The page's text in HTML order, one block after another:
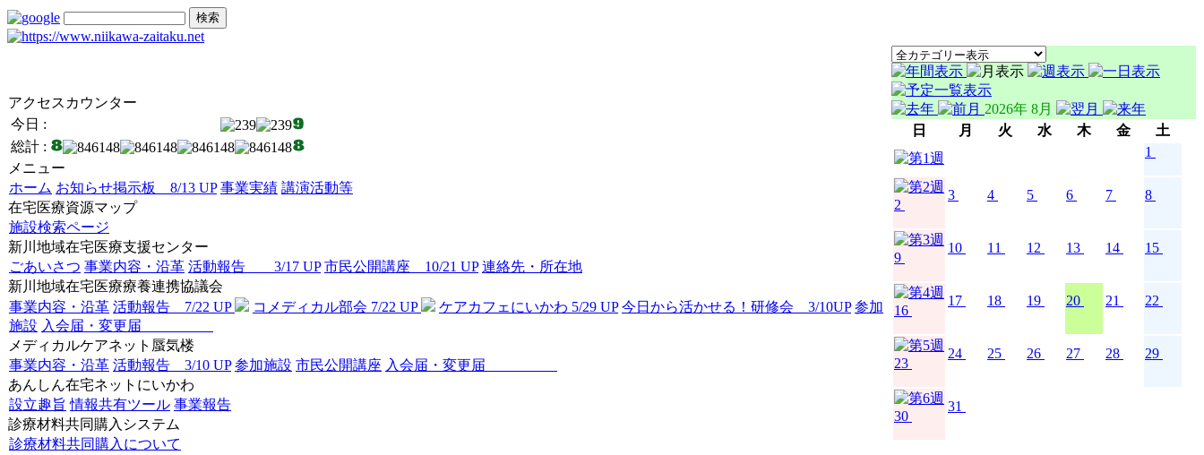
アクセスカウンター
今日 :
総計 :
メニュー
ホーム お知らせ掲示板 8/13 UP 事業実績 講演活動等
在宅医療資源マップ
施設検索ページ
新川地域在宅医療支援センター
ごあいさつ 事業内容・沿革 活動報告 3/17 UP 市民公開講座 10/21 UP 連絡先・所在地
新川地域在宅医療療養連携協議会
事業内容・沿革 活動報告 7/22 UP コメディカル部会 7/22 UP ケアカフェにいかわ 5/29 UP 今日から活かせる！研修会 3/10UP 参加
施設 入会届・変更届
メディカルケアネット蜃気楼
事業内容・沿革 活動報告 3/10 UP 参加施設 市民公開講座 入会届・変更届
あんしん在宅ネットにいかわ
設立趣旨 情報共有ツール 事業報告
診療材料共同購入システム
診療材料共同購入について
2026年 8月
日
月 火 水 木 金
土
1
2
3 4 5 6 7 8
9
10 11 12 13 14 15
16
17 18 19 20 21 22
23
24 25 26 27 28 29
30
31